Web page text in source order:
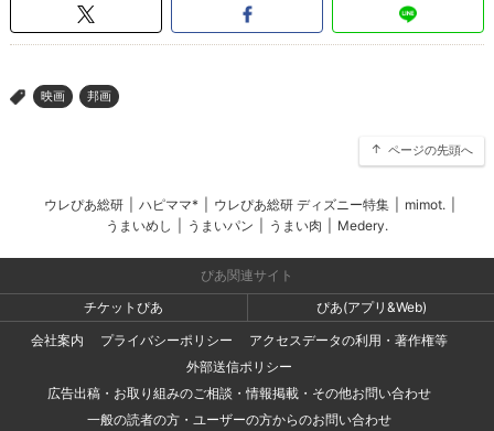
> 映画 邦画
ページの先頭へ
ウレぴあ総研 ハピママ* ウレぴあ総研 ディズニー特集 mimot.
うまいめし
うまいパン うまい肉 Medery.
ぴあ関連サイト
チケットぴあ
ぴあ(アプリ&Web)
会社案内
プライバシーポリシー
アクセスデータの利用・著作権等
外部送信ポリシー
広告出稿・お取り組みのご相談・情報掲載・その他お問い合わせ
一般の読者の方・ユーザーの方からのお問い合わせ